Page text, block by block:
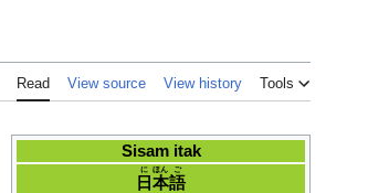
Read View source View history Tools
Sisam itak
日
に
本
ほん
語
ご